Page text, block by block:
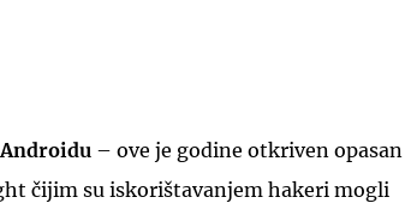
– ove je godine otkriven opasan
čijim su iskorištavanjem hakeri mogli